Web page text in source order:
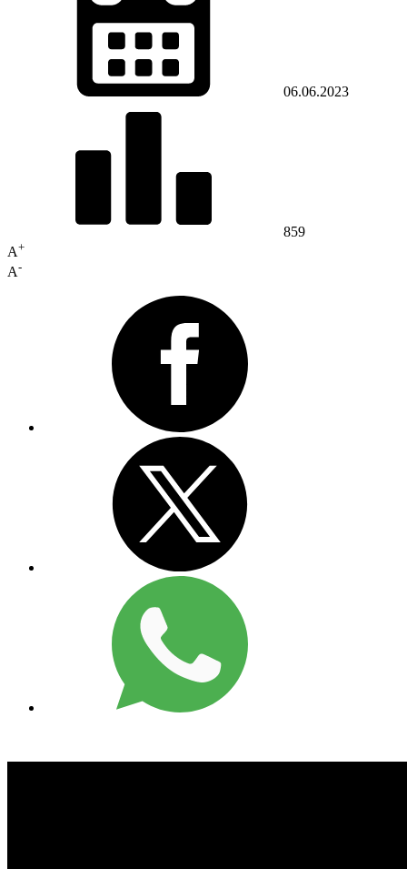
06.06.2023
859
A+
A-